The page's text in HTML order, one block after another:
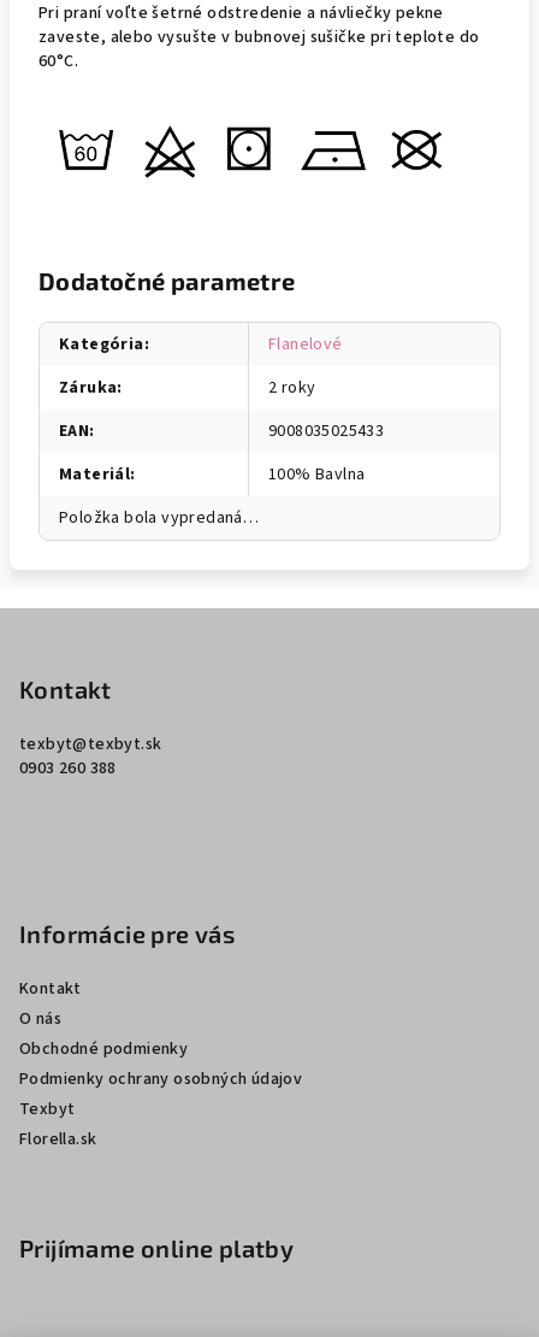
Pri praní voľte šetrné odstredenie a návliečky pekne
zaveste, alebo vysušte v bubnovej sušičke pri teplote do
60°C.
Dodatočné parametre
Kategória:
Flanelové
Záruka:
2 roky
EAN:
9008035025433
Materiál:
100% Bavlna
Položka bola vypredaná…
Kontakt
texbyt@texbyt.sk
0903 260 388
Informácie pre vás
Kontakt
O nás
Obchodné podmienky
Podmienky ochrany osobných údajov
Texbyt
Florella.sk
Prijímame online platby